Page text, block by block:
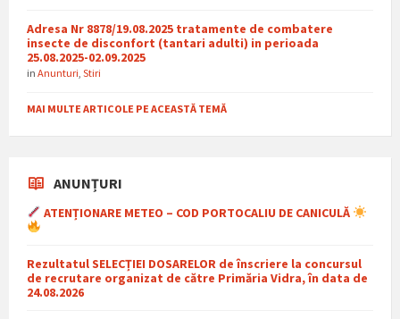
Adresa Nr 8878/19.08.2025 tratamente de combatere
insecte de disconfort (tantari adulti) in perioada
25.08.2025-02.09.2025
in Anunturi Stiri
MAI MULTE ARTICOLE PE ACEASTĂ TEMĂ
ANUNȚURI
ATENȚIONARE METEO – COD PORTOCALIU DE CANICULĂ
Rezultatul SELECȚIEI DOSARELOR de înscriere la concursul
de recrutare organizat de către Primăria Vidra, în data de
24.08.2026